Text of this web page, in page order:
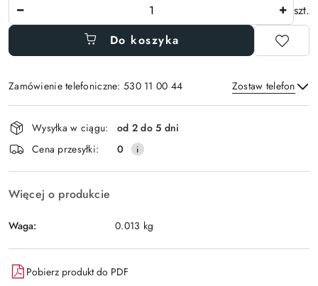
szt.
Do koszyka
Zamówienie telefoniczne: 530 11 00 44 Zostaw telefon
Wyślij
Dostępność
i
dostawa
Wysyłka w ciągu:
od 2 do 5 dni
Cena przesyłki:
0
Więcej o produkcie
Waga: 0.013 kg
Pobierz produkt do PDF